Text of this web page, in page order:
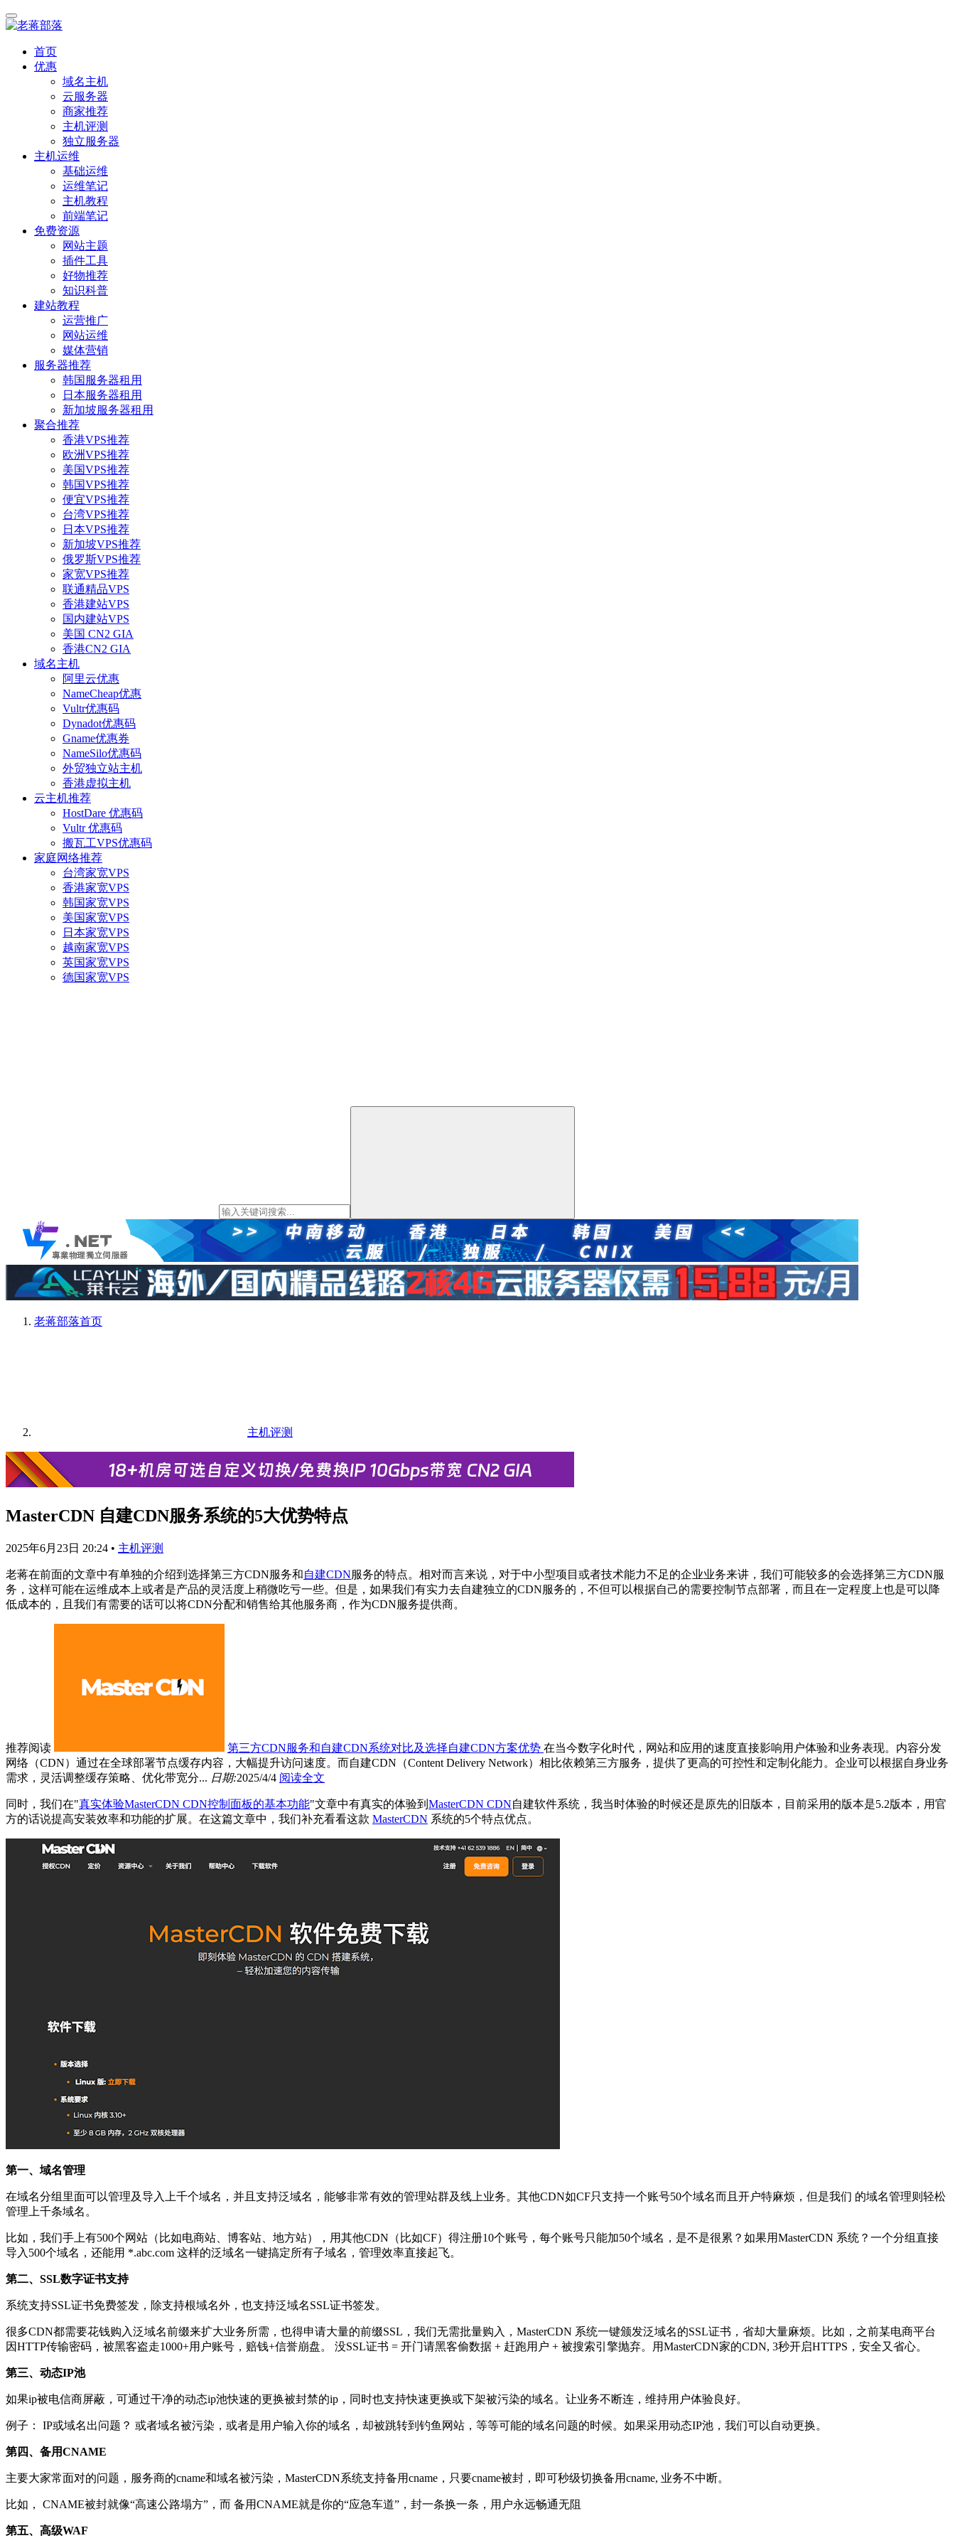
首页
优惠
域名主机
云服务器
商家推荐
主机评测
独立服务器
主机运维
基础运维
运维笔记
主机教程
前端笔记
免费资源
网站主题
插件工具
好物推荐
知识科普
建站教程
运营推广
网站运维
媒体营销
服务器推荐
韩国服务器租用
日本服务器租用
新加坡服务器租用
聚合推荐
香港VPS推荐
欧洲VPS推荐
美国VPS推荐
韩国VPS推荐
便宜VPS推荐
台湾VPS推荐
日本VPS推荐
新加坡VPS推荐
俄罗斯VPS推荐
家宽VPS推荐
联通精品VPS
香港建站VPS
国内建站VPS
美国 CN2 GIA
香港CN2 GIA
域名主机
阿里云优惠
NameCheap优惠
Vultr优惠码
Dynadot优惠码
Gname优惠券
NameSilo优惠码
外贸独立站主机
香港虚拟主机
云主机推荐
HostDare 优惠码
Vultr 优惠码
搬瓦工VPS优惠码
家庭网络推荐
台湾家宽VPS
香港家宽VPS
韩国家宽VPS
美国家宽VPS
日本家宽VPS
越南家宽VPS
英国家宽VPS
德国家宽VPS
老蒋部落首页
主机评测
MasterCDN 自建CDN服务系统的5大优势特点
2025年6月23日 20:24 • 主机评测
老蒋在前面的文章中有单独的介绍到选择第三方CDN服务和自建CDN服务的特点。相对而言来说，对于中小型项目或者技术能力不足的企业业务来讲，我们可能较多的会选择第三方CDN服
务，这样可能在运维成本上或者是产品的灵活度上稍微吃亏一些。但是，如果我们有实力去自建独立的CDN服务的，不但可以根据自己的需要控制节点部署，而且在一定程度上也是可以降
低成本的，且我们有需要的话可以将CDN分配和销售给其他服务商，作为CDN服务提供商。
推荐阅读 第三方CDN服务和自建CDN系统对比及选择自建CDN方案优势 在当今数字化时代，网站和应用的速度直接影响用户体验和业务表现。内容分发
网络（CDN）通过在全球部署节点缓存内容，大幅提升访问速度。而自建CDN（Content Delivery Network）相比依赖第三方服务，提供了更高的可控性和定制化能力。企业可以根据自身业务
需求，灵活调整缓存策略、优化带宽分... 日期:2025/4/4 阅读全文
同时，我们在"真实体验MasterCDN CDN控制面板的基本功能"文章中有真实的体验到 MasterCDN CDN自建软件系统，我当时体验的时候还是原先的旧版本，目前采用的版本是5.2版本，用官
方的话说提高安装效率和功能的扩展。在这篇文章中，我们补充看看这款 MasterCDN 系统的5个特点优点。
第一、域名管理
在域名分组里面可以管理及导入上千个域名，并且支持泛域名，能够非常有效的管理站群及线上业务。其他CDN如CF只支持一个账号50个域名而且开户特麻烦，但是我们 的域名管理则轻松
管理上千条域名。
比如，我们手上有500个网站（比如电商站、博客站、地方站），用其他CDN（比如CF）得注册10个账号，每个账号只能加50个域名，是不是很累？如果用MasterCDN 系统？一个分组直接
导入500个域名，还能用 *.abc.com 这样的泛域名一键搞定所有子域名，管理效率直接起飞。
第二、SSL数字证书支持
系统支持SSL证书免费签发，除支持根域名外，也支持泛域名SSL证书签发。
很多CDN都需要花钱购入泛域名前缀来扩大业务所需，也得申请大量的前缀SSL，我们无需批量购入，MasterCDN 系统一键颁发泛域名的SSL证书，省却大量麻烦。比如，之前某电商平台
因HTTP传输密码，被黑客盗走1000+用户账号，赔钱+信誉崩盘。 没SSL证书 = 开门请黑客偷数据 + 赶跑用户 + 被搜索引擎抛弃。用MasterCDN家的CDN, 3秒开启HTTPS，安全又省心。
第三、动态IP池
如果ip被电信商屏蔽，可通过干净的动态ip池快速的更换被封禁的ip，同时也支持快速更换或下架被污染的域名。让业务不断连，维持用户体验良好。
例子： IP或域名出问题？ 或者域名被污染，或者是用户输入你的域名，却被跳转到钓鱼网站，等等可能的域名问题的时候。如果采用动态IP池，我们可以自动更换。
第四、备用CNAME
主要大家常面对的问题，服务商的cname和域名被污染，MasterCDN系统支持备用cname，只要cname被封，即可秒级切换备用cname, 业务不中断。
比如， CNAME被封就像“高速公路塌方”，而 备用CNAME就是你的“应急车道”，封一条换一条，用户永远畅通无阻
第五、高级WAF